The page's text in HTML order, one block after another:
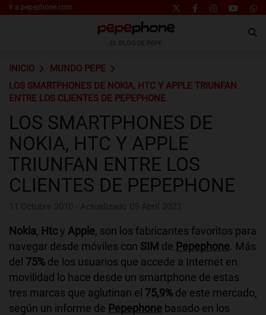
Ir a pepephone.com
INICIO
MUNDO PEPE
LOS SMARTPHONES DE NOKIA, HTC Y APPLE TRIUNFAN
ENTRE LOS CLIENTES DE PEPEPHONE
LOS SMARTPHONES DE
NOKIA, HTC Y APPLE
TRIUNFAN ENTRE LOS
CLIENTES DE PEPEPHONE
Nokia, Htcy Apple, son los fabricantes favoritos para
navegar desde móviles con SIM de Pepephone. Más
del 75% de los usuarios que accede a Internet en
movilidad lo hace desde un smartphone de estas
tres marcas que aglutinan el 75,9% de este mercado,
según un informe de Pepephone basado en los